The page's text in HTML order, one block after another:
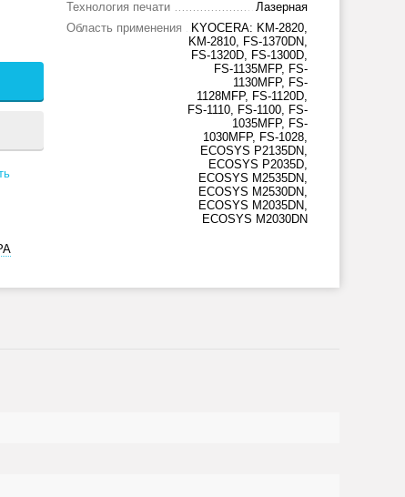
Технология печати
Лазерная
Область применения
KYOCERA: KM-2820,
KM-2810, FS-1370DN,
FS-1320D, FS-1300D,
FS-1135MFP, FS-
1130MFP, FS-
1128MFP, FS-1120D,
FS-1110, FS-1100, FS-
1035MFP, FS-
1030MFP, FS-1028,
ECOSYS P2135DN,
ECOSYS P2035D,
ECOSYS M2535DN,
ECOSYS M2530DN,
ECOSYS M2035DN,
ECOSYS M2030DN